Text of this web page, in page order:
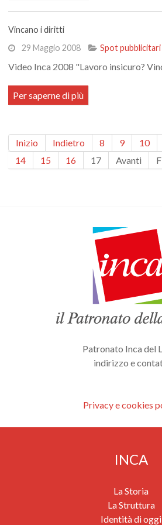
Vincano i diritti
29 Maggio 2008
Spot pubblicitari
Video Inca 2008 "Lavoro insicuro?
Per saperne di più
Inizio Indietro 8 9 10
14
15 16 17 Avanti
Patronato Inca del
indirizzo e
Privacy e cookies
INCA
La Storia
La Struttura
Identità di oggi